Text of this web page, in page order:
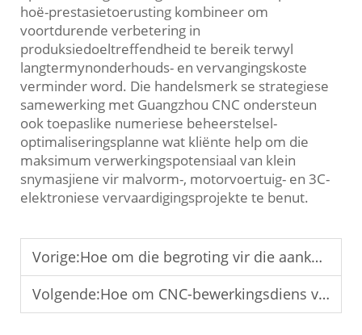
hoë-prestasietoerusting kombineer om
voortdurende verbetering in
produksiedoeltreffendheid te bereik terwyl
langtermynonderhouds- en vervangingskoste
verminder word. Die handelsmerk se strategiese
samewerking met Guangzhou CNC ondersteun
ook toepaslike numeriese beheerstelsel-
optimaliseringsplanne wat kliënte help om die
maksimum verwerkingspotensiaal van klein
snymasjiene vir malvorm-, motorvoertuig- en 3C-
elektroniese vervaardigingsprojekte te benut.
Vorige:Hoe om die begroting vir die aankoop van 'n CNC-masjien gereedskap te bepaal
Volgende:Hoe om CNC-bewerkingsdiens vir die elektronikaindustrie aan te pas